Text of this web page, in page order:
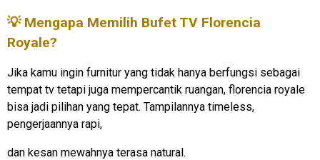
💡 Mengapa Memilih Bufet TV Florencia
Royale?
Jika kamu ingin furnitur yang tidak hanya berfungsi sebagai
tempat tv tetapi juga mempercantik ruangan, florencia royale
bisa jadi pilihan yang tepat. Tampilannya timeless,
pengerjaannya rapi,
dan kesan mewahnya terasa natural.